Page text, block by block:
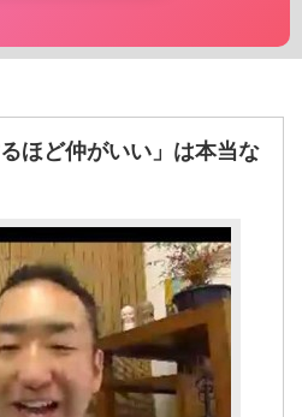
ほど仲がいい」は本当な